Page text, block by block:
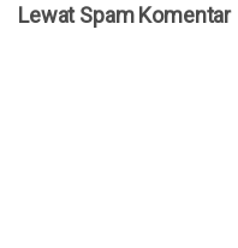
Lewat Spam Komentar